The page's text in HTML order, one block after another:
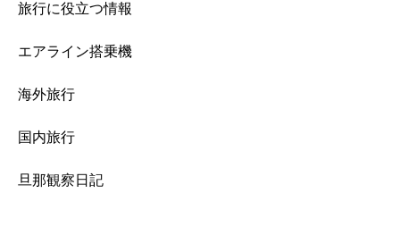
旅行に役立つ情報
エアライン搭乗機
海外旅行
国内旅行
旦那観察日記